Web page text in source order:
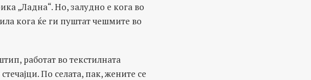
„Ладна“. Но, залудно е кога во
кога ќе ги пуштат чешмите во
работат во текстилната
По селата, пак, жените се